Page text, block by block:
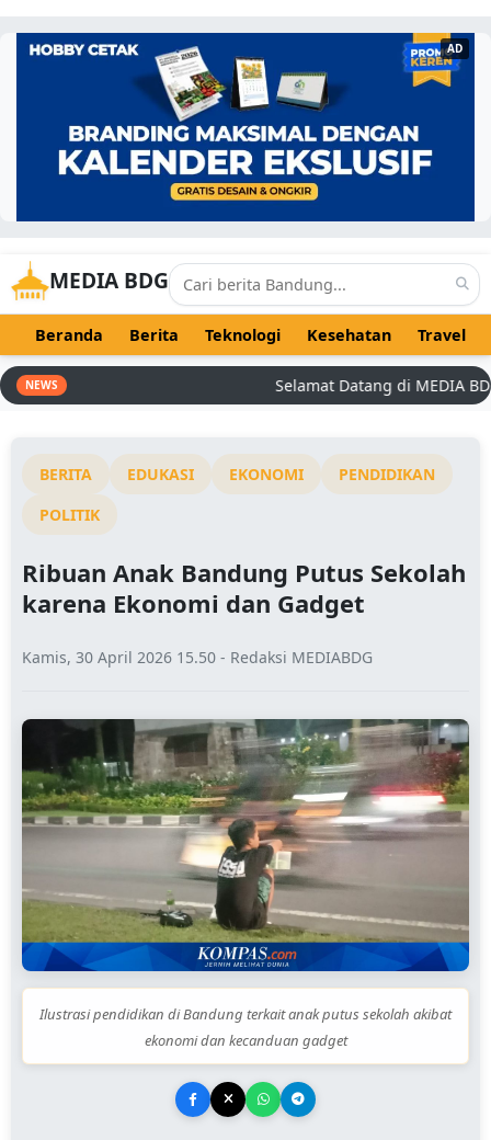
AD
MEDIA BDG
Beranda Berita Teknologi Kesehatan Travel
NEWS Selamat Datang di MEDIA
BERITA EDUKASI EKONOMI
PENDIDIKAN
POLITIK
Ribuan Anak Bandung Putus Sekolah
karena Ekonomi dan Gadget
Kamis, 30 April 2026 15.50 - Redaksi MEDIABDG
Ilustrasi pendidikan di Bandung terkait anak putus sekolah akibat
ekonomi dan kecanduan gadget